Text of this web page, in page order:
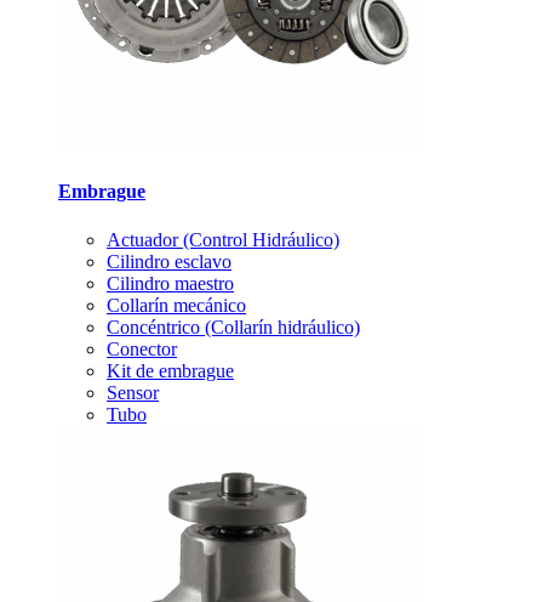
Embrague
Actuador (Control Hidráulico)
Cilindro esclavo
Cilindro maestro
Collarín mecánico
Concéntrico (Collarín hidráulico)
Conector
Kit de embrague
Sensor
Tubo